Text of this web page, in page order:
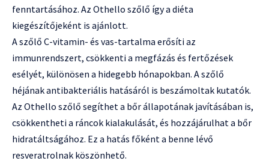
fenntartásához. Az Othello szőlő így a diéta
kiegészítőjeként is ajánlott.
A szőlő C-vitamin- és vas-tartalma erősíti az
immunrendszert, csökkenti a megfázás és fertőzések
esélyét, különösen a hidegebb hónapokban. A szőlő
héjának antibakteriális hatásáról is beszámoltak kutatók.
Az Othello szőlő segíthet a bőr állapotának javításában is,
csökkentheti a ráncok kialakulását, és hozzájárulhat a bőr
hidratáltságához. Ez a hatás főként a benne lévő
resveratrolnak köszönhető.